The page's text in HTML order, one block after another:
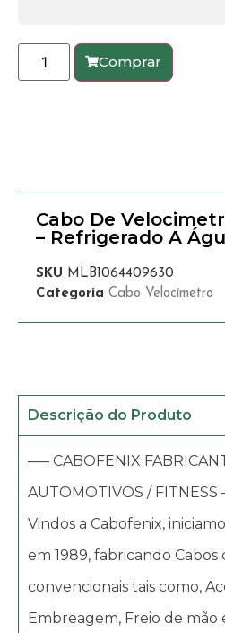
Comprar
Cabo De
– Refrigerado A
SKU MLB1064409630
Categoria Cabo Velocímetro
Descrição do Produto
—– CABOFENIX
AUTOMOTIVOS /
Vindos a Cabofenix,
em 1989, fabricando
convencionais tais como,
Embreagem, Freio de mão